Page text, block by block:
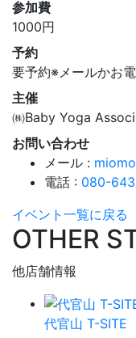
参加費
1000円
予約
要予約※メールかお
主催
㈱Baby Yoga
お問い合わせ
メール :
電話 : 080-
イベント一覧に戻る
OTHER
他店舗情報
代官山 T-SITE